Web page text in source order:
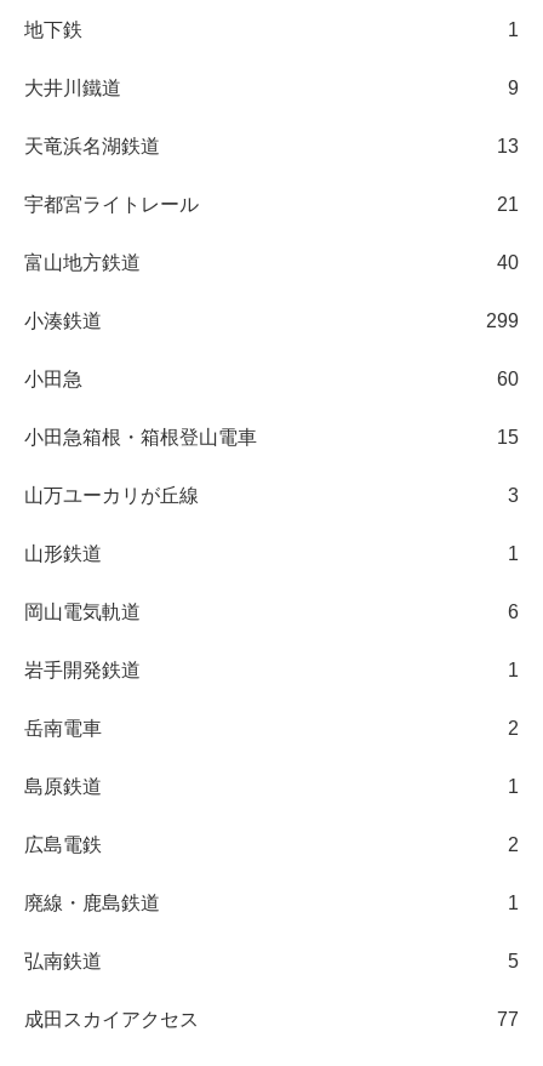
地下鉄 1
大井川鐵道 9
天竜浜名湖鉄道 13
宇都宮ライトレール 21
富山地方鉄道 40
小湊鉄道 299
小田急 60
小田急箱根・箱根登山電車 15
山万ユーカリが丘線 3
山形鉄道 1
岡山電気軌道 6
岩手開発鉄道 1
岳南電車 2
島原鉄道 1
広島電鉄 2
廃線・鹿島鉄道 1
弘南鉄道 5
成田スカイアクセス 77